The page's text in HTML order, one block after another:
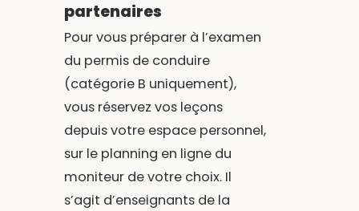
partenaires
Pour vous préparer à l’examen
du permis de conduire
(catégorie B uniquement),
vous réservez vos leçons
depuis votre espace personnel,
sur le planning en ligne du
moniteur de votre choix. Il
s’agit d’enseignants de la